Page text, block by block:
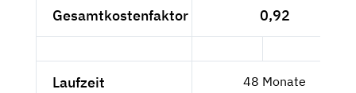
Gesamtkostenfaktor 0,92
Laufzeit 48 Monate